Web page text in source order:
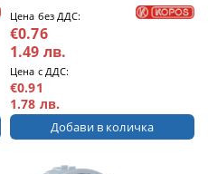
Цена без ДДС:
€0.76
1.49 лв.
Цена с ДДС:
€0.91
1.78 лв.